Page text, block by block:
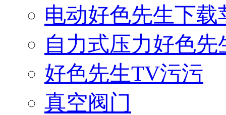
电动好色先生下
自力式压力好色
好色先生TV污污
真空阀门